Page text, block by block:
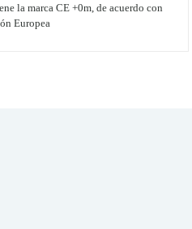
la marca CE +0m, de acuerdo con
Europea